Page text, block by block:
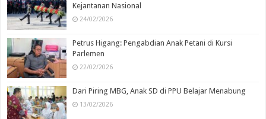
Kejantanan Nasional
24/02/2026
Petrus Higang: Pengabdian Anak Petani di Kursi
Parlemen
22/02/2026
Dari Piring MBG, Anak SD di PPU Belajar Menabung
13/02/2026